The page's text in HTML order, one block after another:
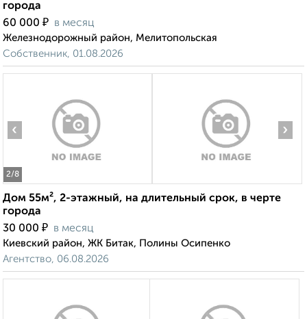
города
60 000 ₽ в месяц
Железнодорожный район, Мелитопольская
Собственник, 01.08.2026
2/8
‹ ›
Дом 55м², 2-этажный, на длительный срок, в черте
города
30 000 ₽ в месяц
Киевский район, ЖК Битак, Полины Осипенко
Агентство, 06.08.2026